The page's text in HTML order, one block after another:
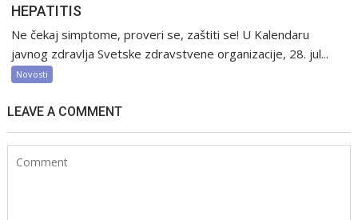
HEPATITIS
Ne čekaj simptome, proveri se, zaštiti se! U Kalendaru
javnog zdravlja Svetske zdravstvene organizacije, 28. jul...
Novosti
LEAVE A COMMENT